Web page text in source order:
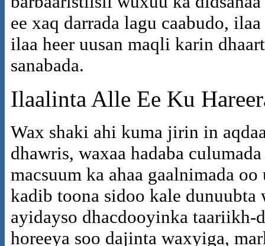
ee xaq darrada lagu caabudo,
ilaa heer uusan maqli karin
sanabada.
Ilaalinta Alle Ee Ku
Wax shaki ahi kuma jirin in
dhawris, waxaa hadaba
macsuum ka ahaa gaalnimada
kadib toona sidoo kale dunuubta
ayidayso dhacdooyinka taariikh-
horeeya soo dajinta waxyiga,